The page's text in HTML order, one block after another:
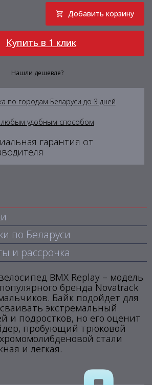
Добавить корзину
Купить в 1 клик
Нашли дешевле?
по городам Беларуси до 3 дней
любым удобным способом
гарантия от
по Беларуси
и рассрочка
BMX Replay – модель
бренда Novatrack
Байк подойдет для
экстремальный
и подростков, но его оценит
пробующий трюковой
стали
и легкая.